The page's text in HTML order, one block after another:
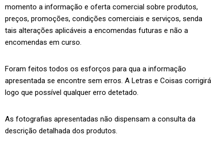
momento a informação e oferta comercial sobre produtos,
preços, promoções, condições comerciais e serviços, senda
tais alterações aplicáveis a encomendas futuras e não a
encomendas em curso.
Foram feitos todos os esforços para qua a informação
apresentada se encontre sem erros. A Letras e Coisas corrigirá
logo que possível qualquer erro detetado.
As fotografias apresentadas não dispensam a consulta da
descrição detalhada dos produtos.